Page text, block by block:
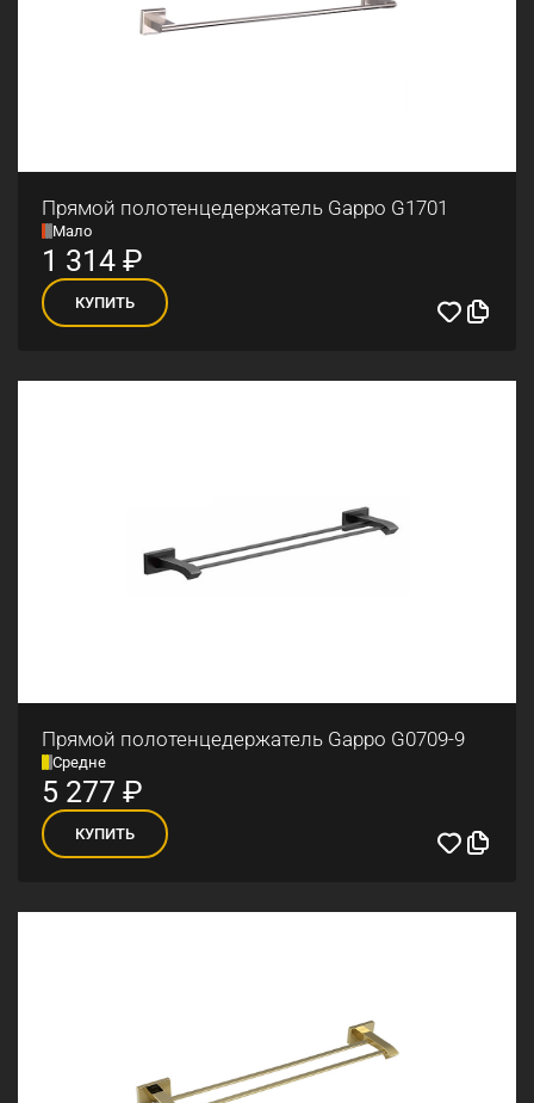
Прямой полотенцедержатель Gappo G1701
Мало
1 314₽
КУПИТЬ
Прямой полотенцедержатель Gappo G0709-9
Средне
5 277 ₽
КУПИТЬ